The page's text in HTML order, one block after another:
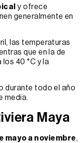
y ofrece
generalmente en
las temperaturas
que en la de
los 40 °C y la
durante todo el año
media.
Maya
mayo a noviembre,